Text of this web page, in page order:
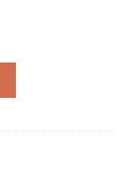
VND.
số lượng